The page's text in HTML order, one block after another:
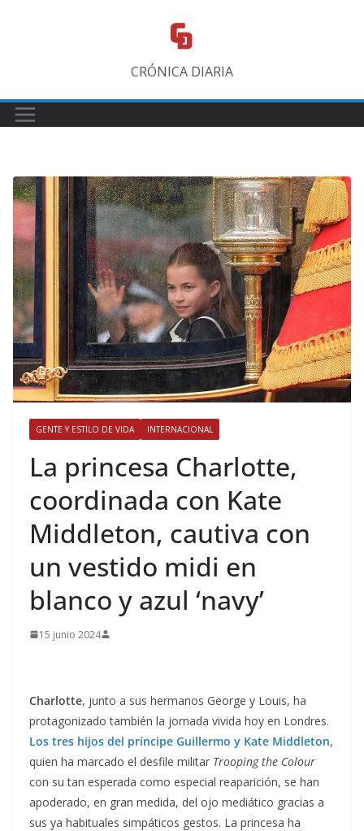
CRÓNICA DIARIA
GENTE Y ESTILO DE VIDA INTERNACIONAL
​La princesa Charlotte,
coordinada con Kate
Middleton, cautiva con
un vestido midi en
blanco y azul ‘navy’
15 junio 2024
Charlotte, junto a sus hermanos George y Louis, ha
protagonizado también la jornada vivida hoy en Londres.
Los tres hijos del príncipe Guillermo y Kate Middleton,
quien ha marcado el desfile militar Trooping the Colour
con su tan esperada como especial reaparición, se han
apoderado, en gran medida, del ojo mediático gracias a
sus ya habituales simpáticos gestos. La princesa ha